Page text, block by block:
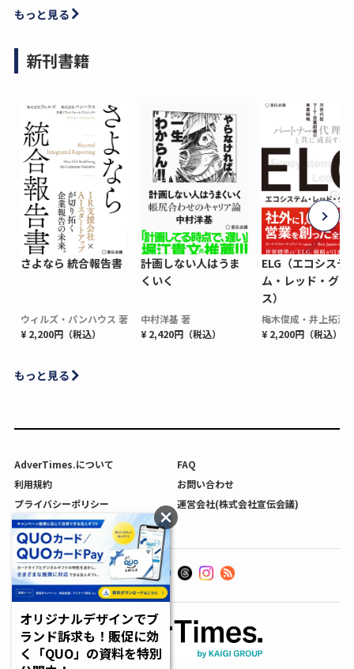
もっと見る
新刊書籍
さよなら 統合報告書
ウィルズ・パンハウス 著
¥ 2,200円（税込）
計画しない人はうま
くいく
中村洋基 著
¥ 2,420円（税込）
ELG（エコシステ
ム・レッド・グロ
ス）
梅木俊成・井上拓海
¥ 2,200円（税込）
もっと見る
AdverTimes.について
FAQ
利用規約
お問い合わせ
プライバシーポリシー
運営会社(株式会社宣伝会議)
利用者情報の外部送信について
オリジナルデザインでブ
ランド訴求も！販促に効
く「QUO」の資料を特別